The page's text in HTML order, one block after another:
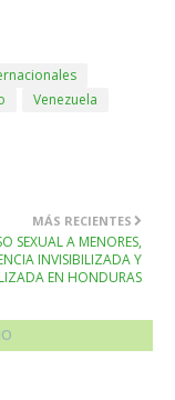
Venezuela
MÁS RECIENTES
SEXUAL A MENORES,
INVISIBILIZADA Y
EN HONDURAS